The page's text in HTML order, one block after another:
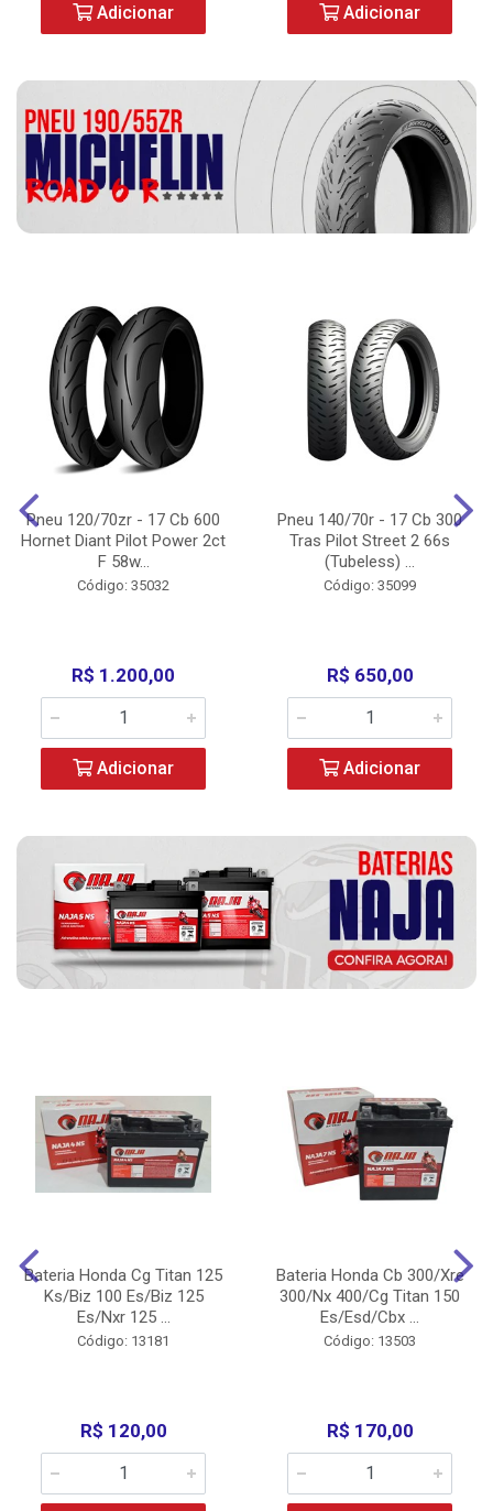
Adicionar Adicionar
Pneu 120/70zr - 17 Cb 600
Hornet Diant Pilot Power 2ct
F 58w...
Código: 35032
R$ 1.200,00
Adicionar
Pneu 140/70r - 17 Cb 300
Tras Pilot Street 2 66s
(Tubeless) ...
Código: 35099
R$ 650,00
Adicionar
Bateria Honda Cg Titan 125
Ks/Biz 100 Es/Biz 125
Es/Nxr 125 ...
Código: 13181
R$ 120,00
Bateria Honda Cb 300/Xre
300/Nx 400/Cg Titan 150
Es/Esd/Cbx ...
Código: 13503
R$ 170,00